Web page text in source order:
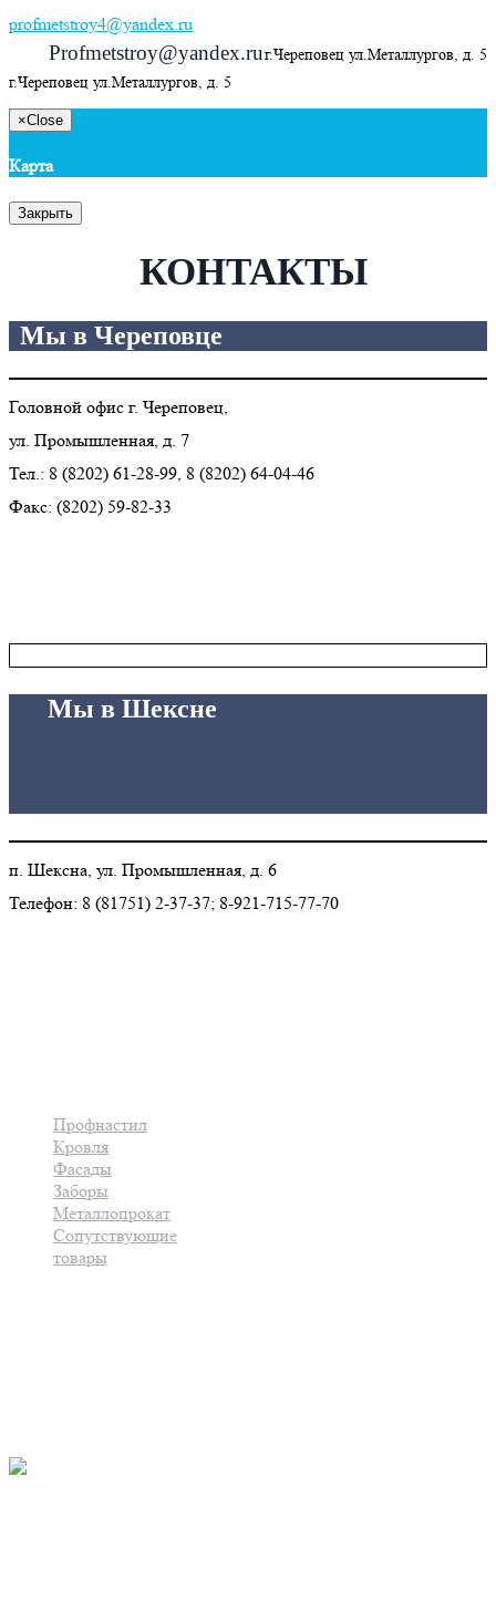
profmetstroy4@yandex.ru
Profmetstroy@yandex.ruг.Череповец ул.Металлургов, д. 5
г.Череповец ул.Металлургов, д. 5
×Close
Карта
Закрыть
КОНТАКТЫ
Мы в Череповце
Головной офис г. Череповец,
ул. Промышленная, д. 7
Тел.: 8 (8202) 61-28-99, 8 (8202) 64-04-46
Факс: (8202) 59-82-33
Мы в Шексне
п. Шексна, ул. Промышленная, д. 6
Телефон: 8 (81751) 2-37-37; 8-921-715-77-70
Профнастил
Кровля
Фасады
Заборы
Металлопрокат
Сопутствующие
товары